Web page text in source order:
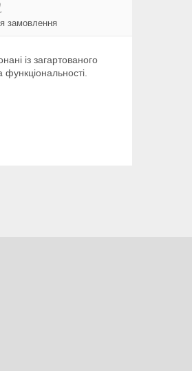
замовлення
із загартованого